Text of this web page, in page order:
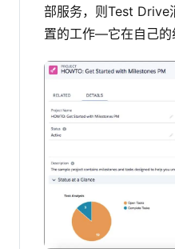
部服务，则Test Drive
置的工作—它在自己的